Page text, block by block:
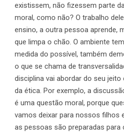
existissem, não fizessem parte
moral, como não? O trabalho
ensino, a outra pessoa aprende,
que limpa o chão. O ambiente
medida do possível, também
o que se chama de
disciplina vai abordar do seu
da ética. Por exemplo, a
é uma questão moral, porque
vamos deixar para nossos filhos
as pessoas são preparadas para